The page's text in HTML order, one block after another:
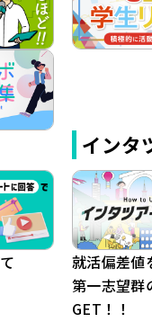
インタ
就活偏差値
第一志望群
GET！！